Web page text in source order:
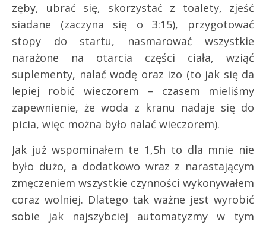
zęby, ubrać się, skorzystać z toalety, zjeść
siadane (zaczyna się o 3:15), przygotować
stopy do startu, nasmarować wszystkie
narażone na otarcia części ciała, wziąć
suplementy, nalać wodę oraz izo (to jak się da
lepiej robić wieczorem – czasem mieliśmy
zapewnienie, że woda z kranu nadaje się do
picia, więc można było nalać wieczorem).
Jak już wspominałem te 1,5h to dla mnie nie
było dużo, a dodatkowo wraz z narastającym
zmęczeniem wszystkie czynności wykonywałem
coraz wolniej. Dlatego tak ważne jest wyrobić
sobie jak najszybciej automatyzmy w tym